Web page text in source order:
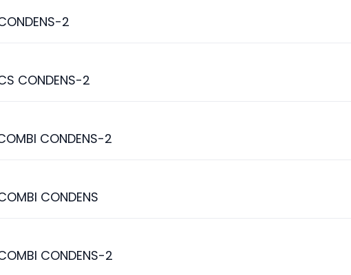
2
CONDENS-2
CONDENS-2
CONDENS
CONDENS-2